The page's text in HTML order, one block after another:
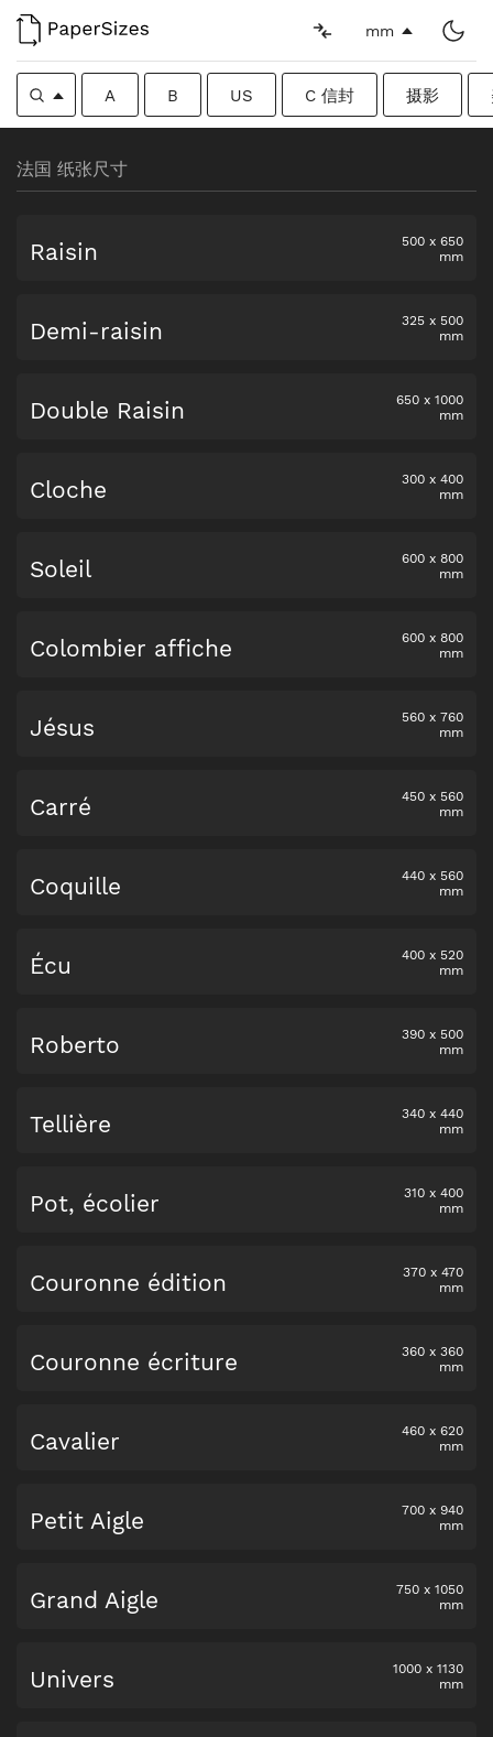
mm
A B US C 信封 摄影
法国 纸张尺寸
Raisin 500 x 650
mm
Demi-raisin 325 x 500
mm
Double Raisin 650 x 1000
mm
Cloche 300 x 400
mm
Soleil 600 x 800
mm
Colombier affiche 600 x 800
mm
Jésus 560 x 760
mm
Carré 450 x 560
mm
Coquille 440 x 560
mm
Écu 400 x 520
mm
Roberto 390 x 500
mm
Tellière 340 x 440
mm
Pot, écolier 310 x 400
mm
Couronne édition 370 x 470
mm
Couronne écriture 360 x 360
mm
Cavalier 460 x 620
mm
Petit Aigle 700 x 940
mm
Grand Aigle 750 x 1050
mm
Univers 1000 x 1130
mm